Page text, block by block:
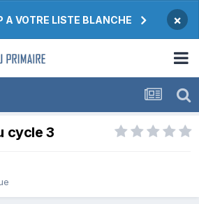
A VOTRE LISTE BLANCHE ×
cycle 3